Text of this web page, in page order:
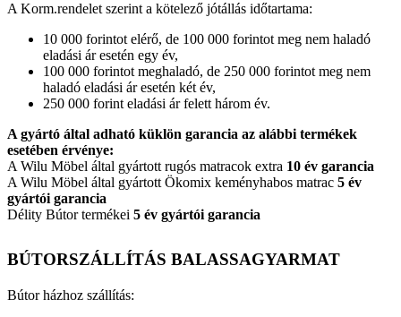
A Korm.rendelet szerint a kötelező jótállás időtartama:
10 000 forintot elérő, de 100 000 forintot meg nem haladó
eladási ár esetén egy év,
100 000 forintot meghaladó, de 250 000 forintot meg nem
haladó eladási ár esetén két év,
250 000 forint eladási ár felett három év.
A gyártó által adható küklön garancia az alábbi termékek
esetében érvénye:
A Wilu Möbel által gyártott rugós matracok extra 10 év garancia
A Wilu Möbel által gyártott Ökomix keményhabos matrac 5 év
gyártói garancia
Délity Bútor termékei 5 év gyártói garancia
BÚTORSZÁLLÍTÁS BALASSAGYARMAT
Bútor házhoz szállítás: